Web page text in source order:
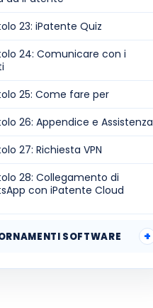
23: iPatente Quiz
24: Comunicare con i
25: Come fare per
26: Appendice e Assistenza
27: Richiesta VPN
28: Collegamento di
con iPatente Cloud
SOFTWARE